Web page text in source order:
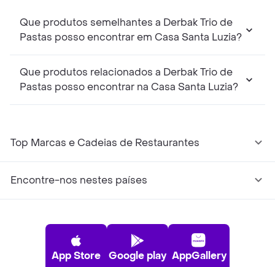
Que produtos semelhantes a Derbak Trio de
Pastas posso encontrar em Casa Santa Luzia?
Que produtos relacionados a Derbak Trio de
Pastas posso encontrar na Casa Santa Luzia?
Top Marcas e Cadeias de Restaurantes
Encontre-nos nestes países
App Store Google play AppGallery